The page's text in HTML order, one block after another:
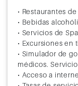
• Restaurantes
• Bebidas
• Servicios de
• Excursiones en
• Simulador de
médicos.
• Acceso a